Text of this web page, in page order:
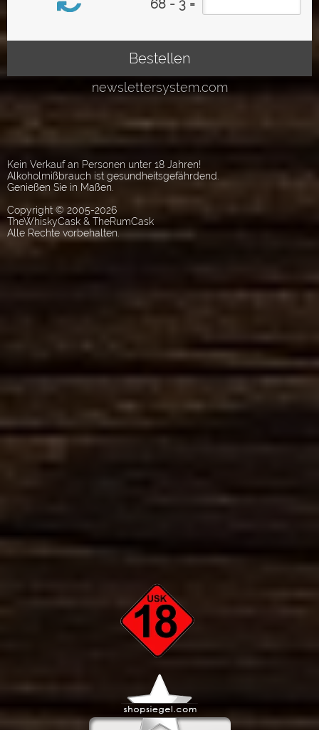
Kein Verkauf an Personen unter 18 Jahren!
Alkoholmißbrauch ist gesundheitsgefährdend.
Genießen Sie in Maßen.
Copyright © 2005-2026
TheWhiskyCask & TheRumCask
Alle Rechte vorbehalten.